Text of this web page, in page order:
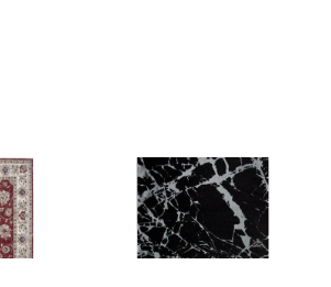
ALT
cm
Covor rezistent SM 21 -
Black, Silver XW, 80x300
441 lei